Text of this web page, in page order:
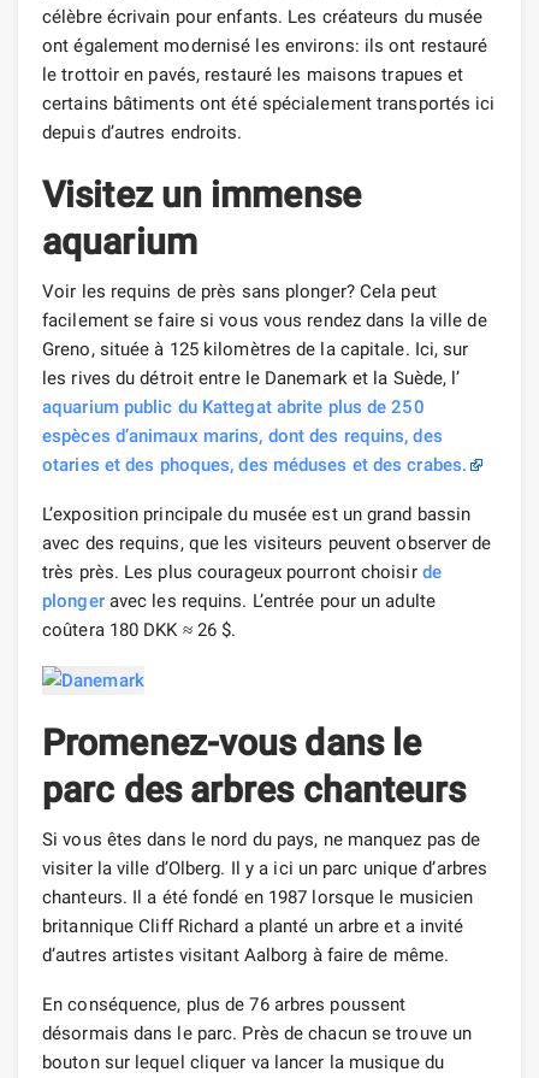
célèbre écrivain pour enfants. Les créateurs du musée
ont également modernisé les environs: ils ont restauré
le trottoir en pavés, restauré les maisons trapues et
certains bâtiments ont été spécialement transportés ici
depuis d’autres endroits.
Visitez un immense
aquarium
Voir les requins de près sans plonger? Cela peut
facilement se faire si vous vous rendez dans la ville de
Greno, située à 125 kilomètres de la capitale. Ici, sur
les rives du détroit entre le Danemark et la Suède, l’
aquarium public du Kattegat abrite plus de 250
espèces d’animaux marins, dont des requins, des
otaries et des phoques, des méduses et des crabes.
L’exposition principale du musée est un grand bassin
avec des requins, que les visiteurs peuvent observer de
très près. Les plus courageux pourront choisir de
plongeravec les requins. L’entrée pour un adulte
coûtera 180 DKK ≈ 26 $.
Promenez-vous dans le
parc des arbres chanteurs
Si vous êtes dans le nord du pays, ne manquez pas de
visiter la ville d’Olberg. Il y a ici un parc unique d’arbres
chanteurs. Il a été fondé en 1987 lorsque le musicien
britannique Cliff Richard a planté un arbre et a invité
d’autres artistes visitant Aalborg à faire de même.
En conséquence, plus de 76 arbres poussent
désormais dans le parc. Près de chacun se trouve un
bouton sur lequel cliquer va lancer la musique du